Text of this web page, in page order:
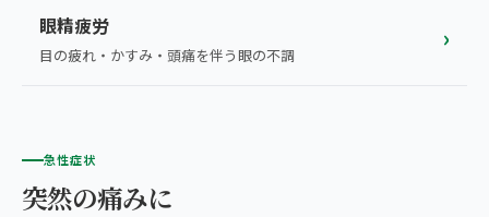
眼精疲労
目の疲れ・かすみ・頭痛を伴う眼の不調
›
急性症状
突然の痛みに